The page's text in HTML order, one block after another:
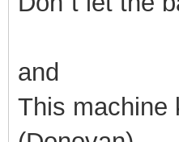
and
This machine